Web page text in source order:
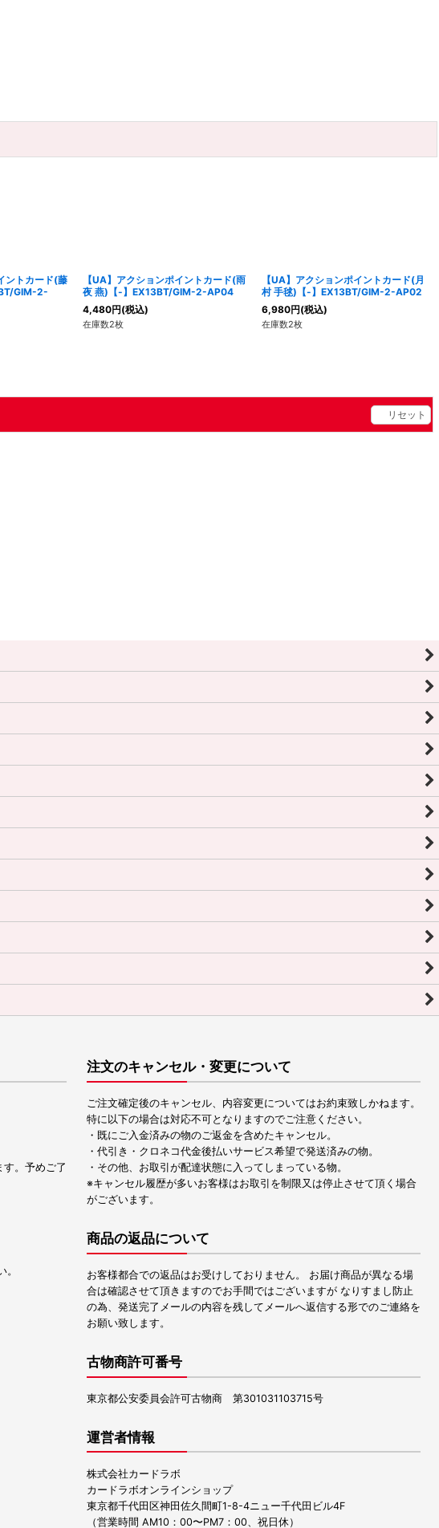
ントカード(藤
GIM-2-
【UA】アクションポイントカード(雨
夜 燕)【-】EX13BT/GIM-2-AP04
4,480円(税込)
在庫数2枚
【UA】アクションポイントカード(月
村 手毬)【-】EX13BT/GIM-2-AP02
6,980円(税込)
在庫数2枚
リセット
。予めご了
。
注文のキャンセル・変更について
ご注文確定後のキャンセル、内容変更についてはお約束致しかねます。
特に以下の場合は対応不可となりますのでご注意ください。
・既にご入金済みの物のご返金を含めたキャンセル。
・代引き・クロネコ代金後払いサービス希望で発送済みの物。
・その他、お取引が配達状態に入ってしまっている物。
※キャンセル履歴が多いお客様はお取引を制限又は停止させて頂く場合
がございます。
商品の返品について
お客様都合での返品はお受けしておりません。 お届け商品が異なる場
合は確認させて頂きますのでお手間ではございますが なりすまし防止
の為、発送完了メールの内容を残してメールへ返信する形でのご連絡を
お願い致します。
古物商許可番号
東京都公安委員会許可古物商 第301031103715号
運営者情報
株式会社カードラボ
カードラボオンラインショップ
東京都千代田区神田佐久間町1-8-4ニュー千代田ビル4F
（営業時間 AM10：00〜PM7：00、祝日休）